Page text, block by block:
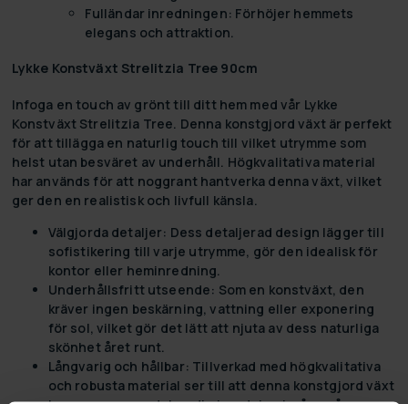
Fulländar inredningen: Förhöjer hemmets
elegans och attraktion.
Lykke Konstväxt Strelitzia Tree 90cm
Infoga en touch av grönt till ditt hem med vår Lykke
Konstväxt Strelitzia Tree. Denna konstgjord växt är perfekt
för att tillägga en naturlig touch till vilket utrymme som
helst utan besväret av underhåll. Högkvalitativa material
har används för att noggrant hantverka denna växt, vilket
ger den en realistisk och livfull känsla.
Välgjorda detaljer: Dess detaljerad design lägger till
sofistikering till varje utrymme, gör den idealisk för
kontor eller heminredning.
Underhållsfritt utseende: Som en konstväxt, den
kräver ingen beskärning, vattning eller exponering
för sol, vilket gör det lätt att njuta av dess naturliga
skönhet året runt.
Långvarig och hållbar: Tillverkad med högkvalitativa
och robusta material ser till att denna konstgjord växt